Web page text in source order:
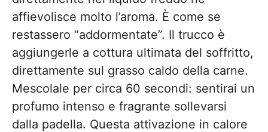
affievolisce molto l’aroma. È come se
restassero “addormentate”. Il trucco è
aggiungerle a cottura ultimata del soffritto,
direttamente sul grasso caldo della carne.
Mescolale per circa 60 secondi: sentirai un
profumo intenso e fragrante sollevarsi
dalla padella. Questa attivazione in calore